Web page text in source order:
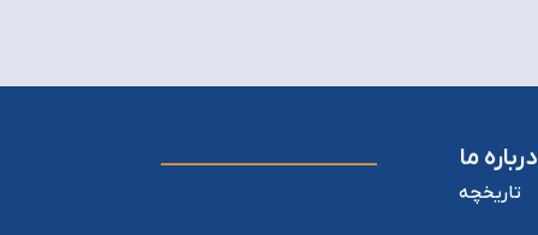
درباره ما
تاریخچه